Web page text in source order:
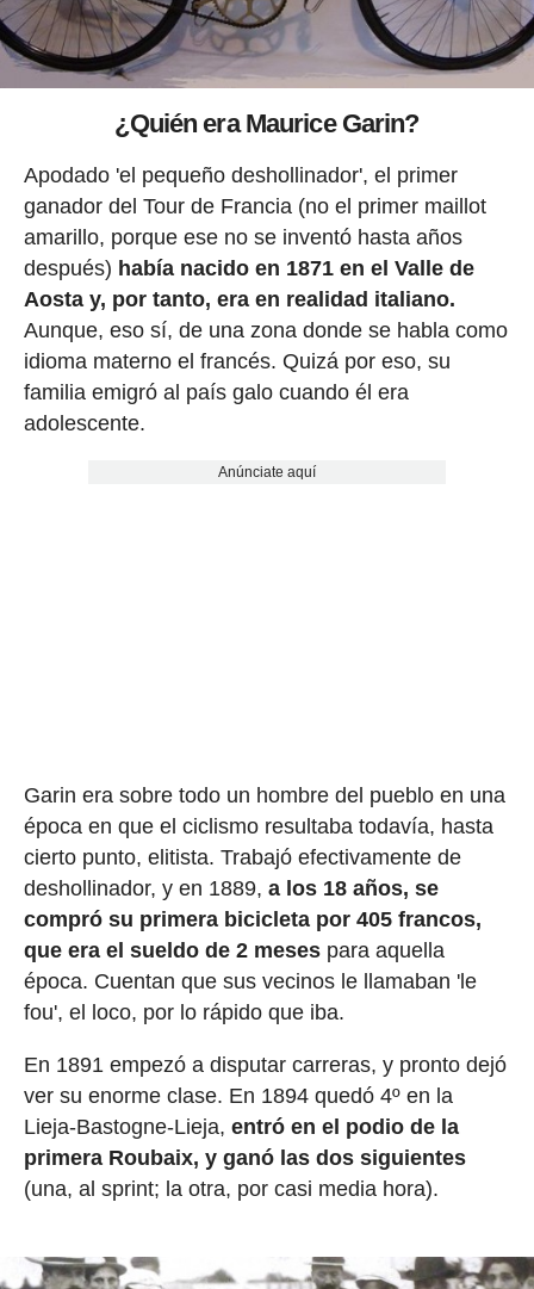
¿Quién era Maurice Garin?
Apodado 'el pequeño deshollinador', el primer
ganador del Tour de Francia (no el primer maillot
amarillo, porque ese no se inventó hasta años
después) había nacido en 1871 en el Valle de
Aosta y, por tanto, era en realidad italiano.
Aunque, eso sí, de una zona donde se habla como
idioma materno el francés. Quizá por eso, su
familia emigró al país galo cuando él era
adolescente.
Anúnciate aquí
Garin era sobre todo un hombre del pueblo en una
época en que el ciclismo resultaba todavía, hasta
cierto punto, elitista. Trabajó efectivamente de
deshollinador, y en 1889, a los 18 años, se
compró su primera bicicleta por 405 francos,
que era el sueldo de 2 mesespara aquella
época. Cuentan que sus vecinos le llamaban 'le
fou', el loco, por lo rápido que iba.
En 1891 empezó a disputar carreras, y pronto dejó
ver su enorme clase. En 1894 quedó 4º en la
Lieja-Bastogne-Lieja, entró en el podio de la
primera Roubaix, y ganó las dos siguientes
(una, al sprint; la otra, por casi media hora).